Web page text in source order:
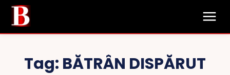
Tag: BĂTRÂN DISPĂRUT